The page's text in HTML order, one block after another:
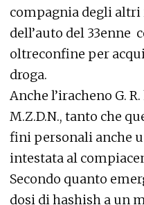
compagnia degli altri
dell’auto del 33enne
oltreconfine per
droga.
Anche l’iracheno G.
M.Z.D.N., tanto che
fini personali anche
intestata al
Secondo quanto
dosi di hashish a un